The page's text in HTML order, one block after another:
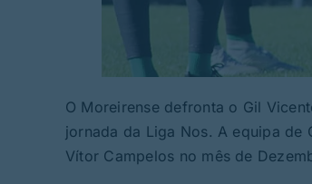
O Moreirense defronta o Gil
jornada da Liga Nos. A equipa de
Vítor Campelos no mês de